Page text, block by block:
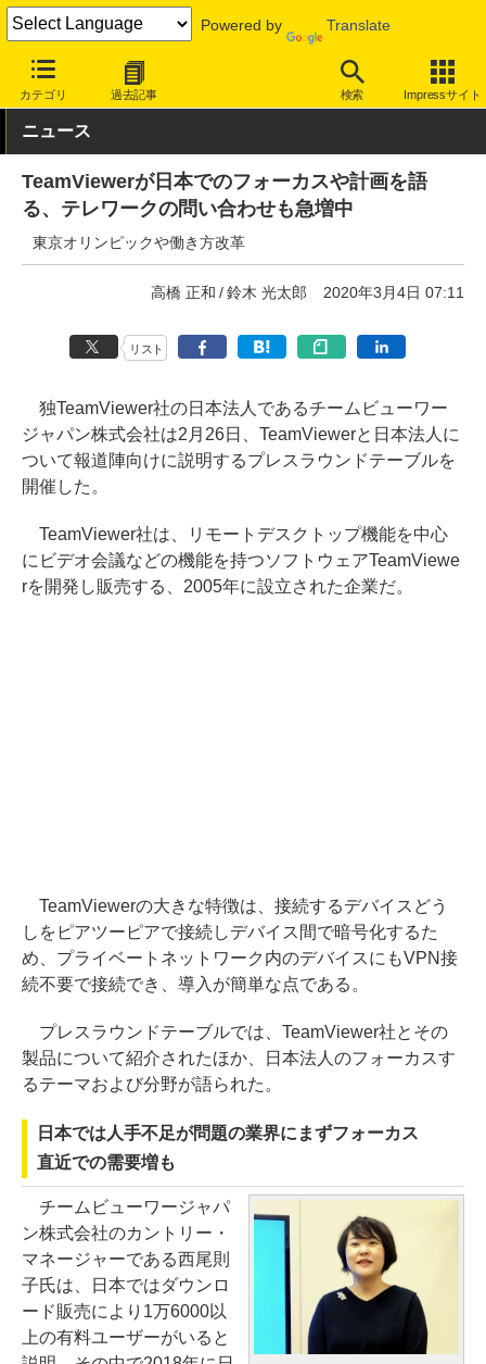
Powered by Translate
カテゴリ 過去記事 検索 Impressサイト
INTERNET Watch トピック
ニュース
TeamViewerが日本でのフォーカスや計画を語
る、テレワークの問い合わせも急増中
東京オリンピックや働き方改革
高橋 正和 鈴木 光太郎 2020年3月4日 07:11
リスト
独TeamViewer社の日本法人であるチームビューワー
ジャパン株式会社は2月26日、TeamViewerと日本法人に
ついて報道陣向けに説明するプレスラウンドテーブルを
開催した。
TeamViewer社は、リモートデスクトップ機能を中心
にビデオ会議などの機能を持つソフトウェアTeamViewe
rを開発し販売する、2005年に設立された企業だ。
TeamViewerの大きな特徴は、接続するデバイスどう
しをピアツーピアで接続しデバイス間で暗号化するた
め、プライベートネットワーク内のデバイスにもVPN接
続不要で接続でき、導入が簡単な点である。
プレスラウンドテーブルでは、TeamViewer社とその
製品について紹介されたほか、日本法人のフォーカスす
るテーマおよび分野が語られた。
日本では人手不足が問題の業界にまずフォーカス
直近での需要増も
チームビューワージャパ
ン株式会社のカントリー・
マネージャーである西尾則
子氏は、日本ではダウンロ
ード販売により1万6000以
上の有料ユーザーがいると